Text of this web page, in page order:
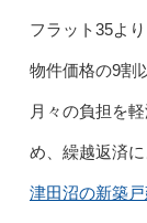
フラット35よ
物件価格の9割
月々の負担を
め、繰越返済
津田沼の新築